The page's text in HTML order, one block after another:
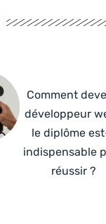
Comment
développeur
le diplôme
indispensable
réussir ?